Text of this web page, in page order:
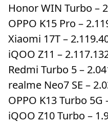
Honor WIN Turbo –
OPPO K15 Pro –
Xiaomi 17T –
iQOO Z11 –
Redmi Turbo 5 –
realme Neo7 SE –
OPPO K13 Turbo 5G
iQOO Z10 Turbo –